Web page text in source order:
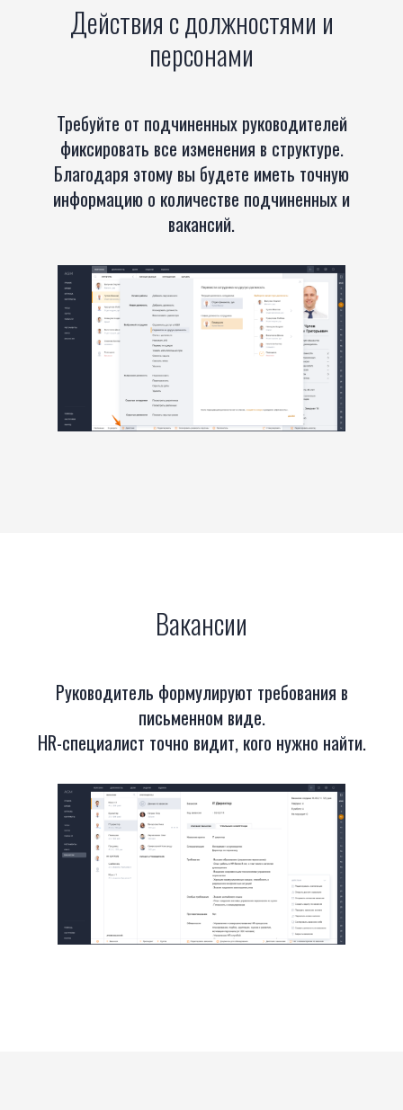
Действия с должностями и
персонами
Требуйте от подчиненных руководителей
фиксировать все изменения в структуре.
Благодаря этому вы будете иметь точную
информацию о количестве подчиненных и
вакансий.
Вакансии
Руководитель формулируют требования в
письменном виде.
HR-специалист точно видит, кого нужно найти.